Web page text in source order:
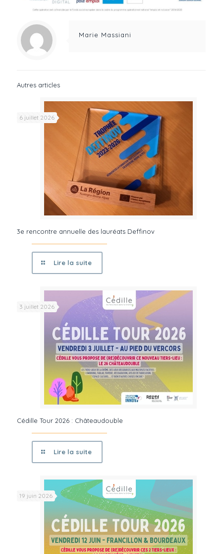
Marie Massiani
Autres articles
6 juillet 2026
3e rencontre annuelle des lauréats Deffinov
Lire la suite
3 juillet 2026
Cédille Tour 2026 : Châteaudouble
Lire la suite
19 juin 2026